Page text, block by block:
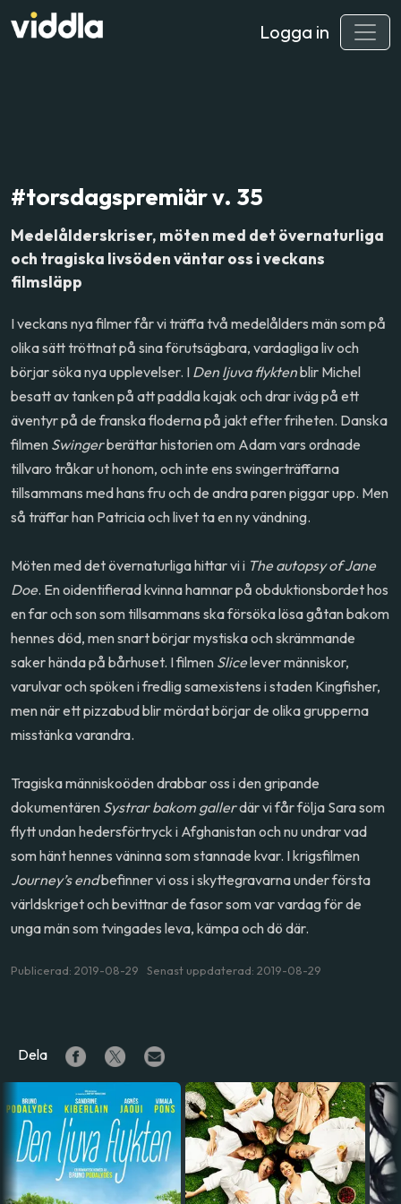
Logga in
#torsdagspremiär v. 35
Medelålderskriser, möten med det övernaturliga
och tragiska livsöden väntar oss i veckans
filmsläpp
I veckans nya filmer får vi träffa två medelålders män som på
olika sätt tröttnat på sina förutsägbara, vardagliga liv och
börjar söka nya upplevelser. I Den ljuva flyktenblir Michel
besatt av tanken på att paddla kajak och drar iväg på ett
äventyr på de franska floderna på jakt efter friheten. Danska
filmen Swingerberättar historien om Adam vars ordnade
tillvaro tråkar ut honom, och inte ens swingerträffarna
tillsammans med hans fru och de andra paren piggar upp. Men
så träffar han Patricia och livet ta en ny vändning.
Möten med det övernaturliga hittar vi i The autopsy of Jane
Doe. En oidentifierad kvinna hamnar på obduktionsbordet hos
en far och son som tillsammans ska försöka lösa gåtan bakom
hennes död, men snart börjar mystiska och skrämmande
saker hända på bårhuset. I filmen Slicelever människor,
varulvar och spöken i fredlig samexistens i staden Kingfisher,
men när ett pizzabud blir mördat börjar de olika grupperna
misstänka varandra.
Tragiska människoöden drabbar oss i den gripande
dokumentären Systrar bakom gallerdär vi får följa Sara som
flytt undan hedersförtryck i Afghanistan och nu undrar vad
som hänt hennes väninna som stannade kvar. I krigsfilmen
Journey’s endbefinner vi oss i skyttegravarna under första
världskriget och bevittnar de fasor som var vardag för de
unga män som tvingades leva, kämpa och dö där.
Publicerad: 2019-08-29 Senast uppdaterad: 2019-08-29
Dela